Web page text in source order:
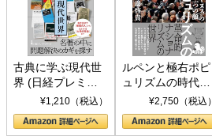
古典に学ぶ現代世
界 (日経プレミア
シリーズ)¥1,210（税込）
ルペンと極右ポピ
ュリズムの時代：
〈ヤヌス〉の二つ
の顔
¥2,750（税込）